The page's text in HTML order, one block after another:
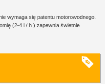
wymaga się patentu motorowodnego.
(2-4 l / h ) zapewnia świetnie